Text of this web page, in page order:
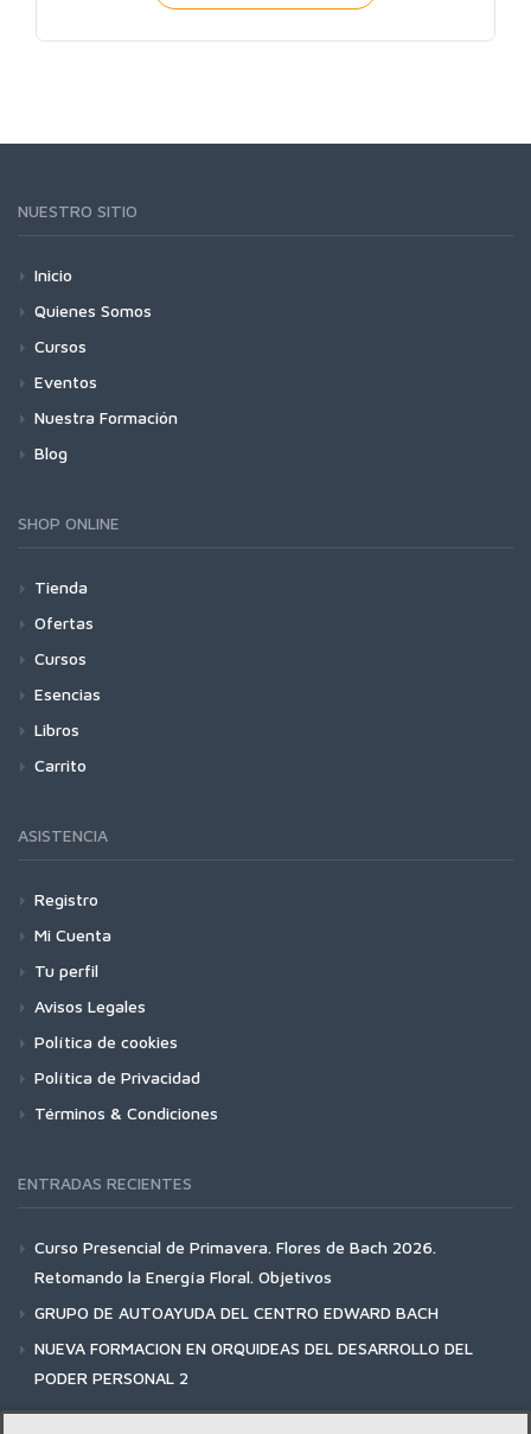
NUESTRO SITIO
Inicio
Quienes Somos
Cursos
Eventos
Nuestra Formación
Blog
SHOP ONLINE
Tienda
Ofertas
Cursos
Esencias
Libros
Carrito
ASISTENCIA
Registro
Mi Cuenta
Tu perfil
Avisos Legales
Política de cookies
Política de Privacidad
Términos & Condiciones
ENTRADAS RECIENTES
Curso Presencial de Primavera. Flores de Bach 2026.
Retomando la Energía Floral. Objetivos
GRUPO DE AUTOAYUDA DEL CENTRO EDWARD BACH
NUEVA FORMACION EN ORQUIDEAS DEL DESARROLLO DEL
PODER PERSONAL 2